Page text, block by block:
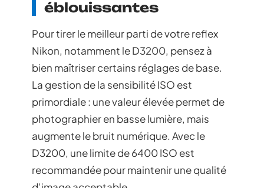
éblouissantes
Pour tirer le meilleur parti de votre reflex
Nikon, notamment le D3200, pensez à
bien maîtriser certains réglages de base.
La gestion de la sensibilité ISO est
primordiale : une valeur élevée permet de
photographier en basse lumière, mais
augmente le bruit numérique. Avec le
D3200, une limite de 6400 ISO est
recommandée pour maintenir une qualité